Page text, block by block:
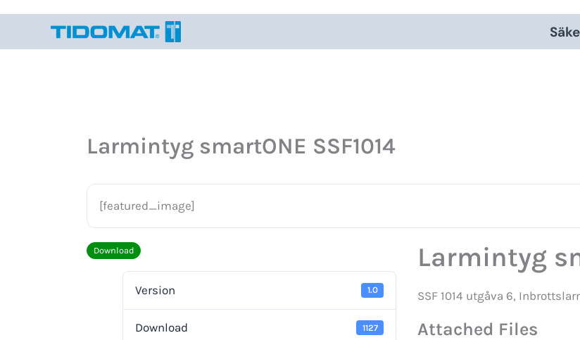
innehåll
Larmintyg smartONE SSF1014
[featured_image]
Download
Version 1.0
Download 1127
Larmintyg
SSF 1014 utgåva 6,
Attached Files